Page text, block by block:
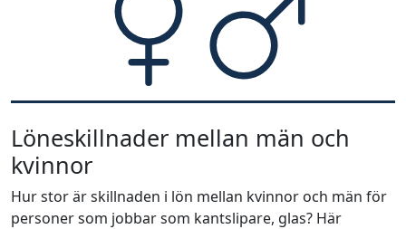
Löneskillnader mellan män och
kvinnor
Hur stor är skillnaden i lön mellan kvinnor och män för
personer som jobbar som kantslipare, glas? Här